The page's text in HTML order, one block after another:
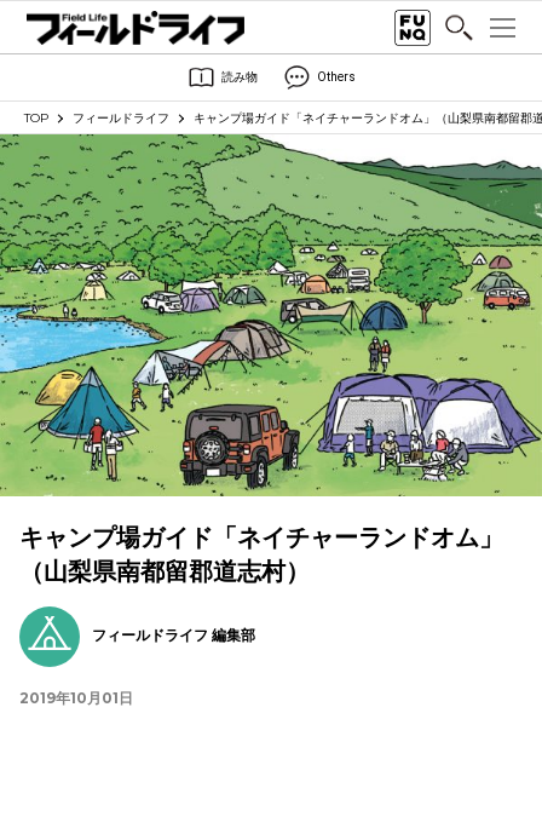
読み物 Others
TOP フィールドライフ キャンプ場ガイド「ネイチャーランドオム」（山梨県南都留郡
キャンプ場ガイド「ネイチャーランドオム」
（山梨県南都留郡道志村）
フィールドライフ 編集部
2019年10月01日